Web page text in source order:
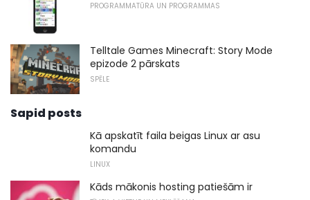
PROGRAMMATŪRA UN PROGRAMMAS
Telltale Games Minecraft: Story Mode
epizode 2 pārskats
SPĒLE
Sapid posts
Kā apskatīt faila beigas Linux ar asu
komandu
LINUX
Kāds mākonis hosting patiešām ir